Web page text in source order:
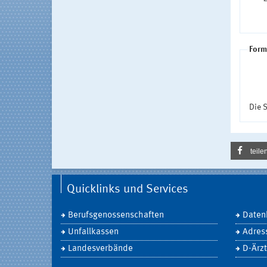
Die
Quicklinks und Services
Berufsgenossenschaften
Unfallkassen
Landesverbände
D-